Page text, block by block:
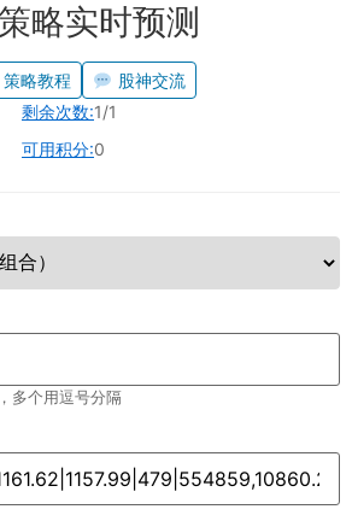
略实时预测
策略教程
股神交流
剩余次数:1/1
可用积分:0
多个用逗号分隔